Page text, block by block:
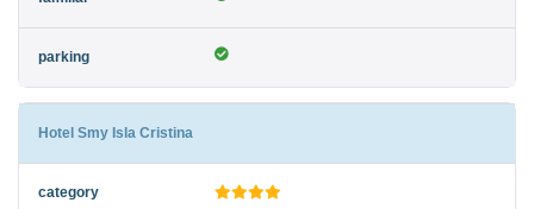
Hotel Smy Isla Cristina